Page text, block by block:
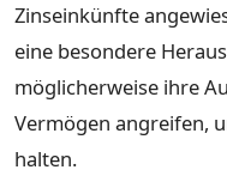
Zinseinkünfte
eine besondere
möglicherweise ihre
Vermögen angreifen,
halten.